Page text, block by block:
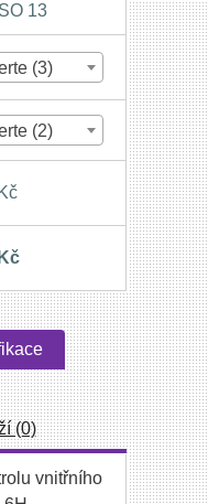
13
(3)
(2)
(0)
vnitřního